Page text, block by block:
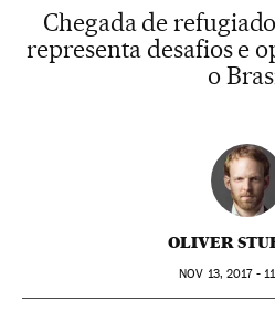
Chegada de
representa desafios e
o
OLIVER
NOV 13, 2017 -